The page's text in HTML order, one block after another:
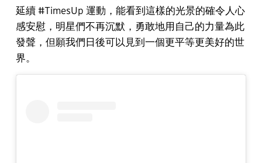
延續 #TimesUp 運動，能看到這樣的光景的確令人心
感安慰，明星們不再沉默，勇敢地用自己的力量為此
發聲，但願我們日後可以見到一個更平等更美好的世
界。